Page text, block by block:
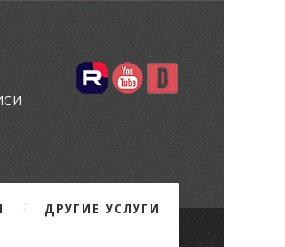
ДРУГИЕ УСЛУГИ